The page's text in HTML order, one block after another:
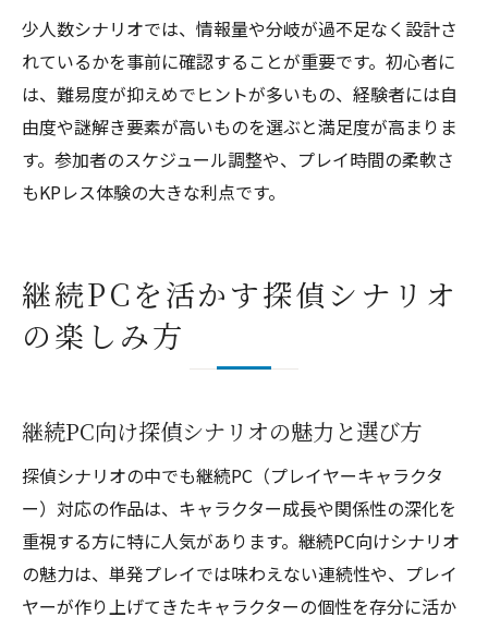
少人数シナリオでは、情報量や分岐が過不足なく設計さ
れているかを事前に確認することが重要です。初心者に
は、難易度が抑えめでヒントが多いもの、経験者には自
由度や謎解き要素が高いものを選ぶと満足度が高まりま
す。参加者のスケジュール調整や、プレイ時間の柔軟さ
もKPレス体験の大きな利点です。
継続PCを活かす探偵シナリオ
の楽しみ方
継続PC向け探偵シナリオの魅力と選び方
探偵シナリオの中でも継続PC（プレイヤーキャラクタ
ー）対応の作品は、キャラクター成長や関係性の深化を
重視する方に特に人気があります。継続PC向けシナリオ
の魅力は、単発プレイでは味わえない連続性や、プレイ
ヤーが作り上げてきたキャラクターの個性を存分に活か